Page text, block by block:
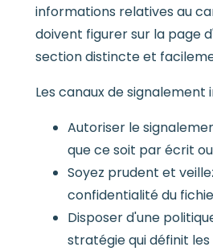
informations relatives au
doivent figurer sur la page
section distincte et
Les canaux de signalement
Autoriser le
que ce soit par écrit
Soyez prudent et
confidentialité du
Disposer d'une
stratégie qui définit